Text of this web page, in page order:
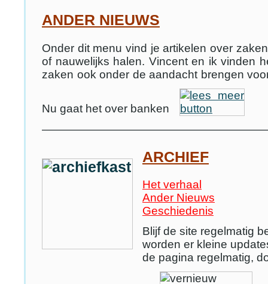
ANDER NIEUWS
Onder dit menu vind je artikelen over
of nauwelijks halen. Vincent en ik vinden
zaken ook onder de aandacht brengen
Nu gaat het over banken
ARCHIEF
Het verhaal
Ander Nieuws
Geschiedenis
Blijf de site regelmatig
worden er kleine
de pagina regelmatig,